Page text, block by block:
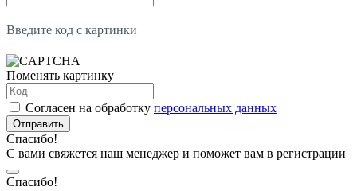
Введите код с картинки
Поменять картинку
Согласен на обработку персональных данных
Отправить
Спасибо!
С вами свяжется наш менеджер и поможет вам в регистрации
Спасибо!